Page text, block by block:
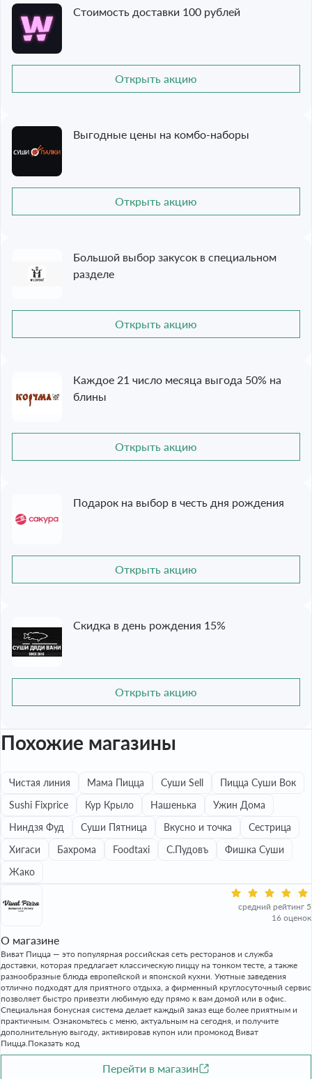
Стоимость доставки 100 рублей
Открыть акцию
Выгодные цены на комбо-наборы
Открыть акцию
Большой выбор закусок в специальном
разделе
Открыть акцию
Каждое 21 число месяца выгода 50% на
блины
Открыть акцию
Подарок на выбор в честь дня рождения
Открыть акцию
Скидка в день рождения 15%
Открыть акцию
Похожие магазины
Чистая линия Мама Пицца Суши Sell
Пицца Суши Вок
Sushi Fixprice
Кур Крыло Нашенька
Ужин Дома
Ниндзя Фуд
Суши Пятница Вкусно и точка
Сестрица
Хигаси
Бахрома Foodtaxi С.Пудовъ
Фишка Суши
Жако
средний рейтинг 5
16 оценок
О магазине
Виват Пицца — это популярная российская сеть ресторанов и служба
доставки, которая предлагает классическую пиццу на тонком тесте, а также
разнообразные блюда европейской и японской кухни. Уютные заведения
отлично подходят для приятного отдыха, а фирменный круглосуточный сервис
позволяет быстро привезти любимую еду прямо к вам домой или в офис.
Специальная бонусная система делает каждый заказ еще более приятным и
практичным. Ознакомьтесь с меню, актуальным на сегодня, и получите
дополнительную выгоду, активировав купон или промокод Виват
Пицца.Показать код
Перейти в магазин